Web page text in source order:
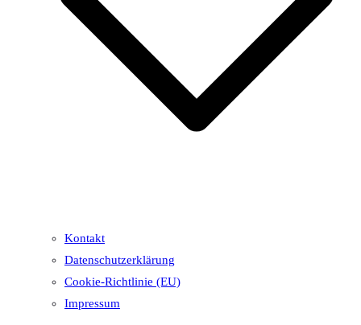
Kontakt
Datenschutzerklärung
Cookie-Richtlinie (EU)
Impressum